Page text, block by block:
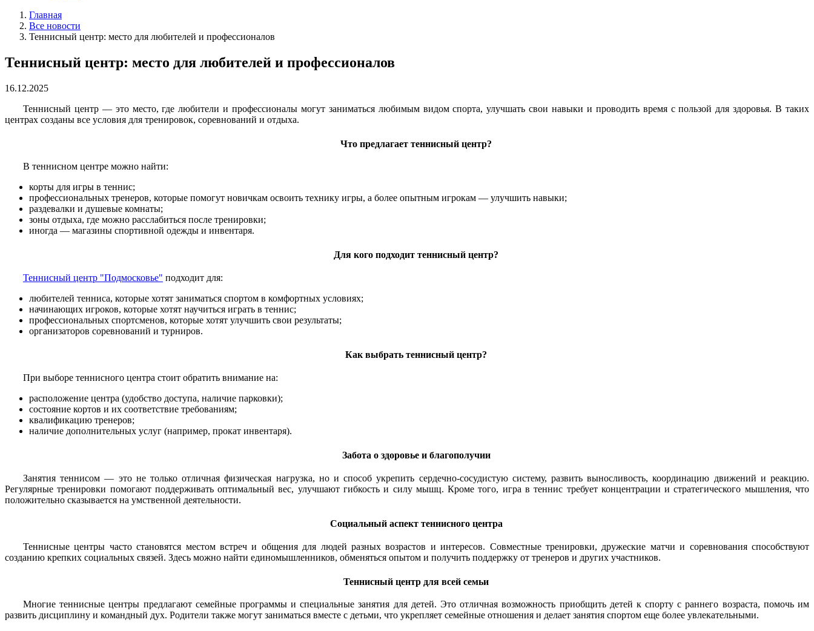
Главная
Все новости
Теннисный центр: место для любителей и профессионалов
Теннисный центр: место для любителей и профессионалов
16.12.2025
Теннисный центр — это место, где любители и профессионалы могут заниматься любимым видом спорта, улучшать свои навыки и проводить время с пользой для здоровья. В таких
центрах созданы все условия для тренировок, соревнований и отдыха.
Что предлагает теннисный центр?
В теннисном центре можно найти:
корты для игры в теннис;
профессиональных тренеров, которые помогут новичкам освоить технику игры, а более опытным игрокам — улучшить навыки;
раздевалки и душевые комнаты;
зоны отдыха, где можно расслабиться после тренировки;
иногда — магазины спортивной одежды и инвентаря.
Для кого подходит теннисный центр?
Теннисный центр "Подмосковье" подходит для:
любителей тенниса, которые хотят заниматься спортом в комфортных условиях;
начинающих игроков, которые хотят научиться играть в теннис;
профессиональных спортсменов, которые хотят улучшить свои результаты;
организаторов соревнований и турниров.
Как выбрать теннисный центр?
При выборе теннисного центра стоит обратить внимание на:
расположение центра (удобство доступа, наличие парковки);
состояние кортов и их соответствие требованиям;
квалификацию тренеров;
наличие дополнительных услуг (например, прокат инвентаря).
Забота о здоровье и благополучии
Занятия теннисом — это не только отличная физическая нагрузка, но и способ укрепить сердечно-сосудистую систему, развить выносливость, координацию движений и реакцию.
Регулярные тренировки помогают поддерживать оптимальный вес, улучшают гибкость и силу мышц. Кроме того, игра в теннис требует концентрации и стратегического мышления, что
положительно сказывается на умственной деятельности.
Социальный аспект теннисного центра
Теннисные центры часто становятся местом встреч и общения для людей разных возрастов и интересов. Совместные тренировки, дружеские матчи и соревнования способствуют
созданию крепких социальных связей. Здесь можно найти единомышленников, обменяться опытом и получить поддержку от тренеров и других участников.
Теннисный центр для всей семьи
Многие теннисные центры предлагают семейные программы и специальные занятия для детей. Это отличная возможность приобщить детей к спорту с раннего возраста, помочь им
развить дисциплину и командный дух. Родители также могут заниматься вместе с детьми, что укрепляет семейные отношения и делает занятия спортом еще более увлекательными.